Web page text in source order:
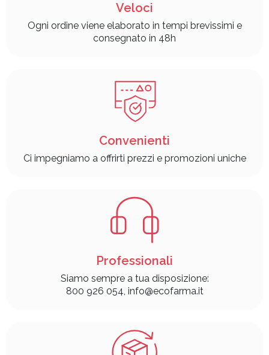
Veloci
Ogni ordine viene elaborato in tempi brevissimi e
consegnato in 48h
Convenienti
Ci impegniamo a offrirti prezzi e promozioni uniche
Professionali
Siamo sempre a tua disposizione:
800 926 054, info@ecofarma.it